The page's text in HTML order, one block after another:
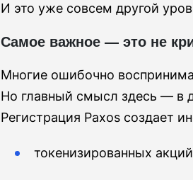
И это уже совсем другой
Самое важное — это не
Многие ошибочно
Но главный смысл здесь — в
Регистрация Paxos создает
токенизированных акций